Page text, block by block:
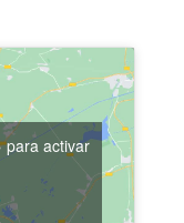
para activar